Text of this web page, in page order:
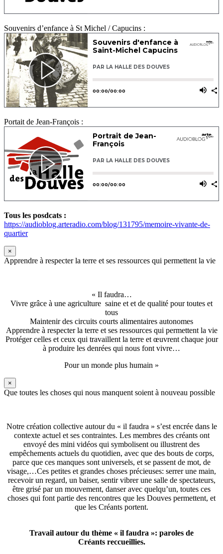
Souvenirs d’enfance à St Michel / Capucins :
Portait de Jean-François :
Tous les posdcats :
https://audioblog.arteradio.com/blog/131795/memoire-vivante-de-
quartier
×
Apprendre à respecter la terre et ses ressources qui permettent la vie
« Il faudra…
Vivre grâce à une agriculture saine et et de qualité pour toutes et
tous
Maintenir des circuits courts alimentaires autonomes
Apprendre à respecter la terre et ses ressources qui permettent la vie
Protéger celles et ceux qui travaillent la terre et œuvrent chaque jour
à produire les denrées qui nous font vivre…
Pour un monde plus humain »
×
Que toutes les choses qui nous manquent soient à nouveau possible
Notre création collective autour du « il faudra » s’est encrée dans le
contexte actuel et ses contraintes. Les membres des créants ont
envoyé des mini vidéos qui symbolisent ou illustrent des
empêchements actuels du quotidien, avec que des bouts de corps,
parce que ces manques sont universels, et se passent de mot, de
visage,…Ces petites et grandes choses précieuses: serrer une main,
recevoir un regard, un baiser, sentir vibrer une salle de spectateurs,
être grisé par un mouvement, danser avec quelqu’un, toutes ces
choses qui font partie des rencontres que les Douves permettent, et
que les Créants portent.
Travail autour du thème « il faudra »: paroles de
Créants reccueillies.